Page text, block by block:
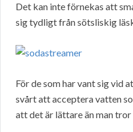
Det kan inte förnekas att
sig tydligt från sötsliskig
För de som har vant sig vid
svårt att acceptera vatten
att det är lättare än man